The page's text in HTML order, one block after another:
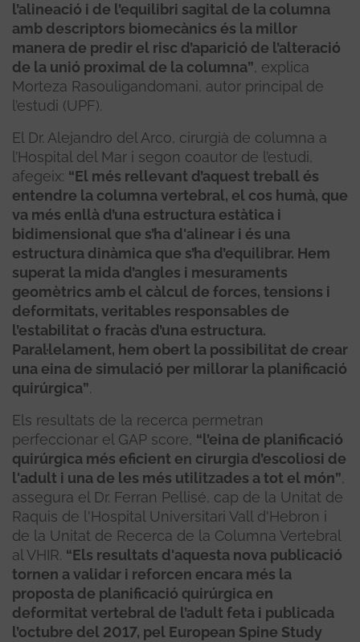
l’alineació i de l’equilibri sagital de la columna
amb descriptors biomecànics és la millor
manera de predir el risc d’aparició de l’alteració
de la unió proximal de la columna”, explica
Morteza Rasouligandomani, autor principal de
l’estudi (UPF).
El Dr. Alejandro del Arco, cirurgià de columna a
l’Hospital del Mar i segon coautor de l’estudi,
afegeix: “El més rellevant d’aquest treball és
entendre la columna vertebral, el cos humà, que
va més enllà d’una estructura estàtica i
bidimensional que s’ha d'alinear i és una
estructura dinàmica que s’ha d’equilibrar. Hem
superat la mida d’angles i mesuraments
geomètrics amb el càlcul de forces, tensions i
deformitats, veritables responsables de
l’estabilitat o fracàs d’una estructura.
Paral·lelament, hem obert la possibilitat de crear
una eina de simulació per millorar la planificació
quirúrgica”.
Els resultats de la recerca permetran
perfeccionar el GAP score, “l’eina de planificació
quirúrgica més eficient en cirurgia d’escoliosi de
l'adult i una de les més utilitzades a tot el món”,
assegura el Dr. Ferran Pellisé, cap de la Unitat de
Raquis de l'Hospital Universitari Vall d'Hebron i
de la Unitat de Recerca de la Columna Vertebral
al VHIR. “Els resultats d'aquesta nova publicació
tornen a validar i reforcen encara més la
proposta de planificació quirúrgica en
deformitat vertebral de l’adult feta i publicada
l’octubre del 2017, pel European Spine Study